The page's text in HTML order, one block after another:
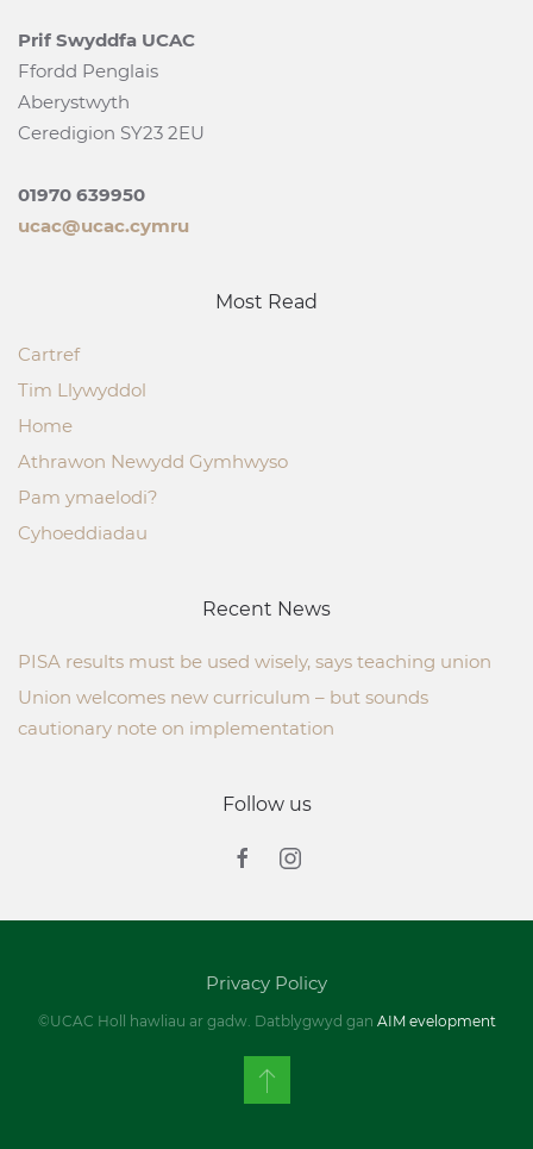
Prif Swyddfa UCAC
Ffordd Penglais
Aberystwyth
Ceredigion SY23 2EU
01970 639950
ucac@ucac.cymru
Most Read
Cartref
Tim Llywyddol
Home
Athrawon Newydd Gymhwyso
Pam ymaelodi?
Cyhoeddiadau
Recent News
PISA results must be used wisely, says teaching union
Union welcomes new curriculum – but sounds
cautionary note on implementation
Follow us
Privacy Policy
©UCAC Holl hawliau ar gadw. Datblygwyd gan AIM evelopment